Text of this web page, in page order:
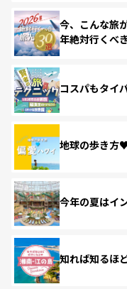
今、こんな旅
年絶対行くべ
コスパもタイ
地球の歩き方
今年の夏はイ
知れば知るほ